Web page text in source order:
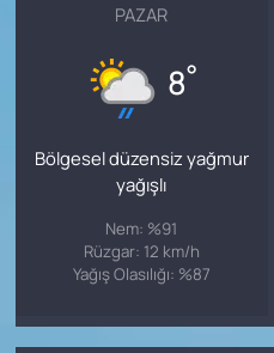
PAZAR
8°
Bölgesel düzensiz yağmur
yağışlı
Nem: %91
Rüzgar: 12 km/h
Yağış Olasılığı: %87